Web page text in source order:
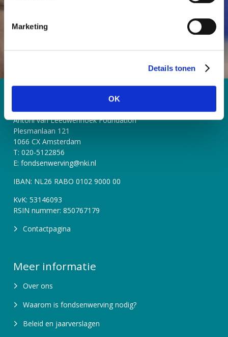
m
e
c
Marketing
Details tonen
OK
Antoni van Leeuwenhoek Foundation
Plesmanlaan 121
1066 CX Amsterdam
T: 020-5122856
E: fondsenwerving@nki.nl
IBAN: NL26 RABO 0102 9000 00
KvK: 53146093
RSIN nummer: 850767179
Contactpagina
Meer informatie
Over ons
Waarom is fondsenwerving nodig?
Beleid en jaarverslagen